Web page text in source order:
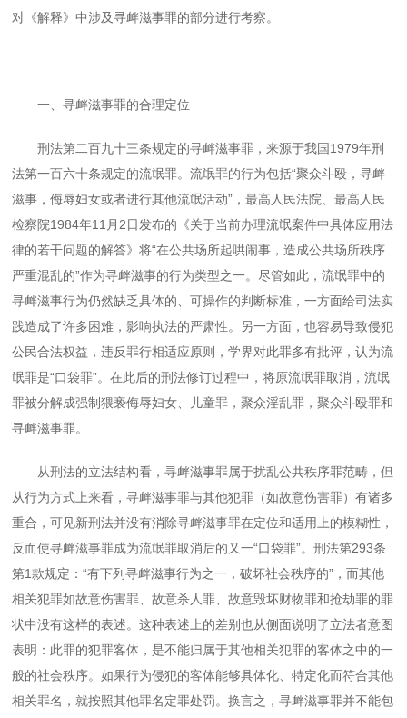
对《解释》中涉及寻衅滋事罪的部分进行考察。
一、寻衅滋事罪的合理定位
刑法第二百九十三条规定的寻衅滋事罪，来源于我国1979年刑
法第一百六十条规定的流氓罪。流氓罪的行为包括“聚众斗殴，寻衅
滋事，侮辱妇女或者进行其他流氓活动”，最高人民法院、最高人民
检察院1984年11 月 2日发布的《关于当前办理流氓案件中具体应用法
律的若干问题的解答》将“在公共场所起哄闹事，造成公共场所秩序
严重混乱的”作为寻衅滋事的行为类型之一。尽管如此，流氓罪中的
寻衅滋事行为仍然缺乏具体的、可操作的判断标准，一方面给司法实
践造成了许多困难，影响执法的严肃性。另一方面，也容易导致侵犯
公民合法权益，违反罪行相适应原则，学界对此罪多有批评，认为流
氓罪是“口袋罪”。在此后的刑法修订过程中，将原流氓罪取消，流氓
罪被分解成强制猥亵侮辱妇女、儿童罪，聚众淫乱罪，聚众斗殴罪和
寻衅滋事罪。
从刑法的立法结构看，寻衅滋事罪属于扰乱公共秩序罪范畴，但
从行为方式上来看，寻衅滋事罪与其他犯罪（如故意伤害罪）有诸多
重合，可见新刑法并没有消除寻衅滋事罪在定位和适用上的模糊性，
反而使寻衅滋事罪成为流氓罪取消后的又一“口袋罪”。刑法第293条
第1款规定：“有下列寻衅滋事行为之一，破坏社会秩序的”，而其他
相关犯罪如故意伤害罪、故意杀人罪、故意毁坏财物罪和抢劫罪的罪
状中没有这样的表述。这种表述上的差别也从侧面说明了立法者意图
表明：此罪的犯罪客体，是不能归属于其他相关犯罪的客体之中的一
般的社会秩序。如果行为侵犯的客体能够具体化、特定化而符合其他
相关罪名，就按照其他罪名定罪处罚。换言之，寻衅滋事罪并不能包